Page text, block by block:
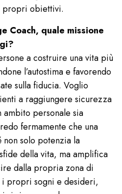
propri obiettivi.
Coach, quale missione
a costruire una vita più
l’autostima e favorendo
sulla fiducia. Voglio
a raggiungere sicurezza
personale sia
fermamente che una
solo potenzia la
della vita, ma amplifica
dalla propria zona di
propri sogni e desideri,